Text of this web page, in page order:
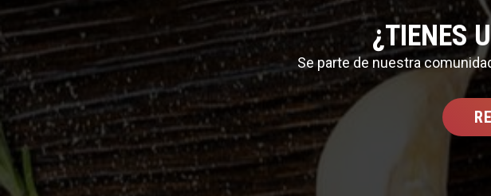
¿TIENES
Se parte de nuestra